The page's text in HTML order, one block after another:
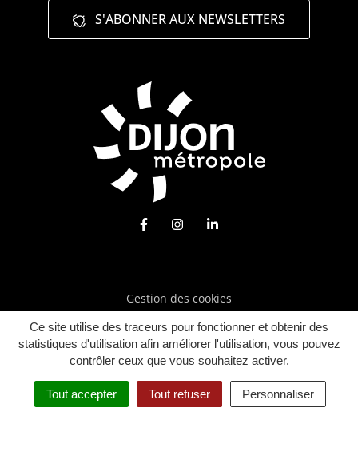
Ce site utilise des traceurs pour fonctionner et obtenir des
statistiques d'utilisation afin améliorer l'utilisation, vous pouvez
contrôler ceux que vous souhaitez activer.
Tout accepter Tout refuser Personnaliser
S'ABONNER AUX NEWSLETTERS
Lien vers le compte Facebook
Lien vers le compte
Lien vers le compte
Gestion des cookies
Mentions légales
Plan du site
Politique de confidentialité